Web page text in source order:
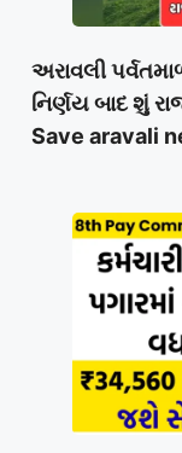
અરાવલી
નિર્ણય બાદ શું
Save aravali